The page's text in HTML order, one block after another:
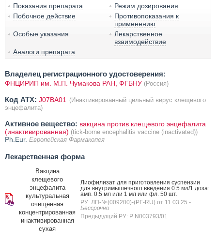
Показания препарата
Режим дозирования
Побочное действие
Противопоказания к
применению
Особые указания
Лекарственное
взаимодействие
Аналоги препарата
Владелец регистрационного удостоверения:
ФНЦИРИП им. М.П. Чумакова РАН, ФГБНУ (Россия)
Код ATX: J07BA01
(Инактивированный цельный вирус клещевого
энцефалита)
Активное вещество: вакцина против клещевого энцефалита
(инактивированная) (tick-borne encephalitis vaccine (inactivated))
Ph.Eur. Европейская Фармакопея
Лекарственная форма
Вакцина
клещевого
энцефалита
культуральная
очищенная
концентрированная
инактивированная
сухая
Лиофилизат для приготовления суспензии
для внутримышечного введения 0.5 мл/1 доза:
амп. 0.5 мл или 1 мл или фл. 50 шт.
РУ: ЛП-№(009200)-(РГ-RU) от 11.03.25 -
Бессрочно
Предыдущий РУ: Р N003793/01